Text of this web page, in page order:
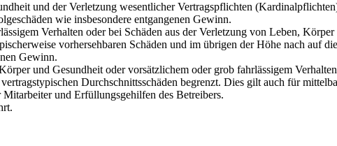
und der Verletzung wesentlicher Vertragspflichten
wie insbesondere entgangenen Gewinn.
Verhalten oder bei Schäden aus der Verletzung von Leben,
vorhersehbaren Schäden und im übrigen der Höhe nach auf
Gewinn.
und Gesundheit oder vorsätzlichem oder grob fahrlässigem
Durchschnittsschäden begrenzt. Dies gilt auch für
und Erfüllungsgehilfen des Betreibers.